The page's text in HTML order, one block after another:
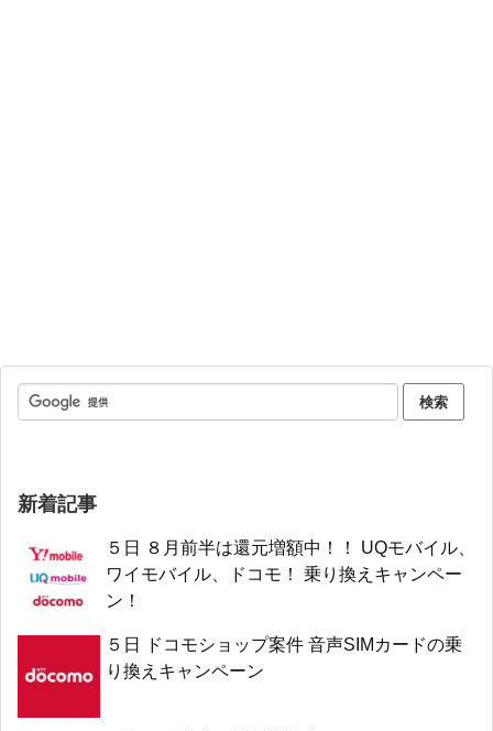
新着記事
５日 ８月前半は還元増額中！！ UQモバイル、
ワイモバイル、ドコモ！ 乗り換えキャンペー
ン！
５日 ドコモショップ案件 音声SIMカードの乗
り換えキャンペーン